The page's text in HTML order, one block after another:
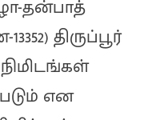
தன்பாத்
திருப்பூர்
என